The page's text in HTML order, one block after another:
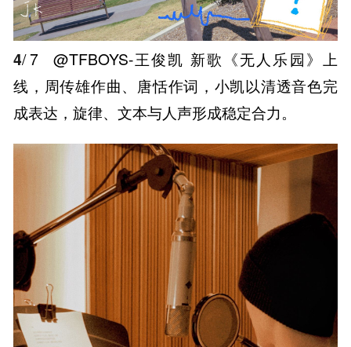
4/ 7
@TFBOYS-王俊凯 新歌《无人乐园》上
线，周传雄作曲、唐恬作词，小凯以清透音色完
成表达，旋律、文本与人声形成稳定合力。 ​